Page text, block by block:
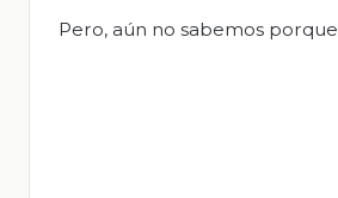
Pero, aún no sabemos